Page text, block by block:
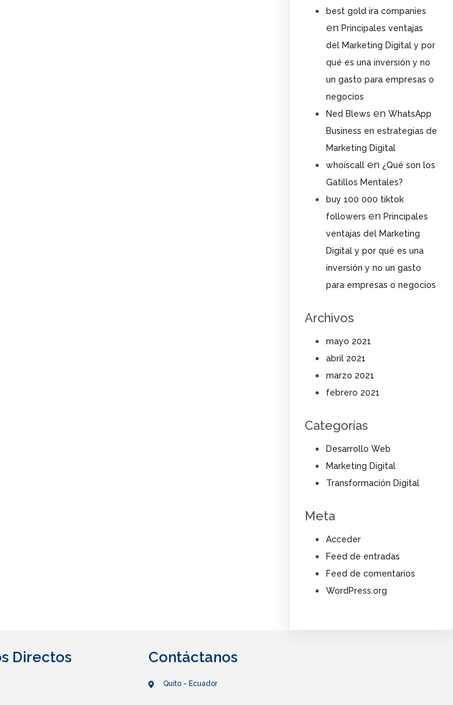
best gold ira companies
en Principales ventajas
del Marketing Digital y por
qué es una inversión y no
un gasto para empresas o
negocios
Ned Blews en WhatsApp
Business en estrategias de
Marketing Digital
whoiscallen ¿Qué son los
Gatillos Mentales?
buy 100 000 tiktok
followers en Principales
ventajas del Marketing
Digital y por qué es una
inversión y no un gasto
para empresas o negocios
Archivos
mayo 2021
abril 2021
marzo 2021
febrero 2021
Categorías
Desarrollo Web
Marketing Digital
Transformación Digital
Meta
Acceder
Feed de entradas
Feed de comentarios
WordPress.org
Directos Contáctanos
Quito - Ecuador